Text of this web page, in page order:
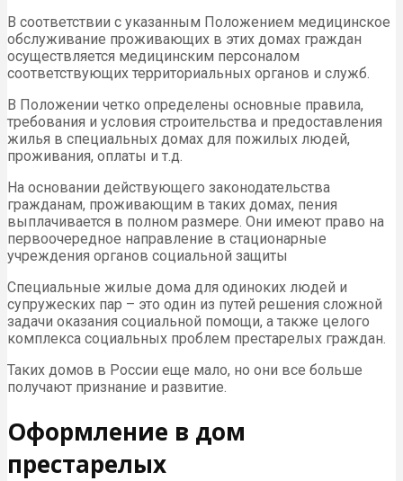
В соответствии с указанным Положением медицинское
обслуживание проживающих в этих домах граждан
осуществляется медицинским персоналом
соответствующих территориальных органов и служб.
В Положении четко определены основные правила,
требования и условия строительства и предоставления
жилья в специальных домах для пожилых людей,
проживания, оплаты и т.д.
На основании действующего законодательства
гражданам, проживающим в таких домах, пения
выплачивается в полном размере. Они имеют право на
первоочередное направление в стационарные
учреждения органов социальной защиты
Специальные жилые дома для одиноких людей и
супружеских пар – это один из путей решения сложной
задачи оказания социальной помощи, а также целого
комплекса социальных проблем престарелых граждан.
Таких домов в России еще мало, но они все больше
получают признание и развитие.
Оформление в дом
престарелых